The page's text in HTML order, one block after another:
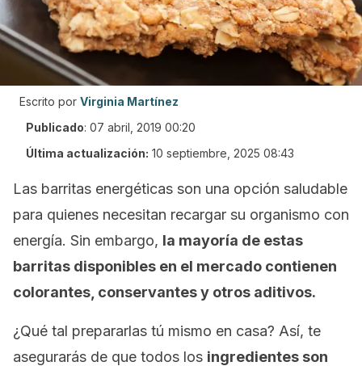
Escrito por Virginia Martínez
Publicado: 07 abril, 2019 00:20
Última actualización: 10 septiembre, 2025 08:43
Las barritas energéticas son una opción saludable
para quienes necesitan recargar su organismo con
energía. Sin embargo, la mayoría de estas
barritas disponibles en el mercado contienen
colorantes, conservantes y otros aditivos.
¿Qué tal prepararlas tú mismo en casa? Así, te
asegurarás de que todos los ingredientes son